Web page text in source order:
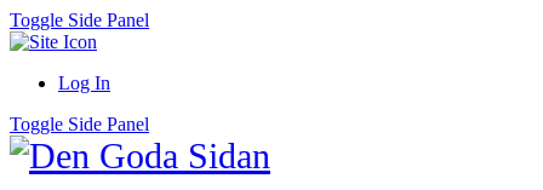
Toggle Side Panel
Log In
Toggle Side Panel